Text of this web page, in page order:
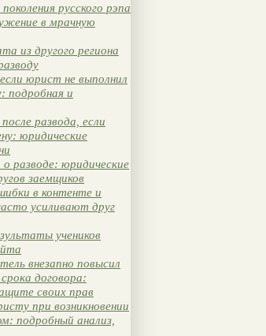
русского рэпа
в мрачную
из другого региона
юрист не выполнил
подробная и
развода, если
юридические
разводе: юридические
заемщиков
в контенте и
усиливают друг
учеников
внезапно повысил
договора:
своих прав
при возникновении
подробный анализ,